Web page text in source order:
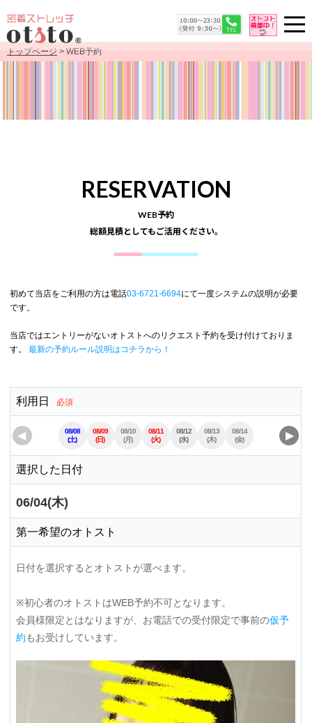
トップページ > WEB予約
RESERVATION
WEB予約
総額見積としてもご活用ください。
初めて当店をご利用の方は電話03-6721-6694にて一度システムの説明が必要
です。
当店ではエントリーがないオトストへのリクエスト予約を受け付けておりま
す。
最新の予約ルール説明はコチラから！
利用日 必須
◀
08/08
(土)
08/09
(日)
08/10
(月)
08/11
(火)
08/12
(水)
08/13
(木)
08/14
(金)
08/16
(日)
▶
選択した日付
06/04(木)
第一希望のオトスト
日付を選択するとオトストが選べます。
※初心者のオトストはWEB予約不可となります。
会員様限定とはなりますが、お電話での受付限定で事前の仮予
約もお受けしています。